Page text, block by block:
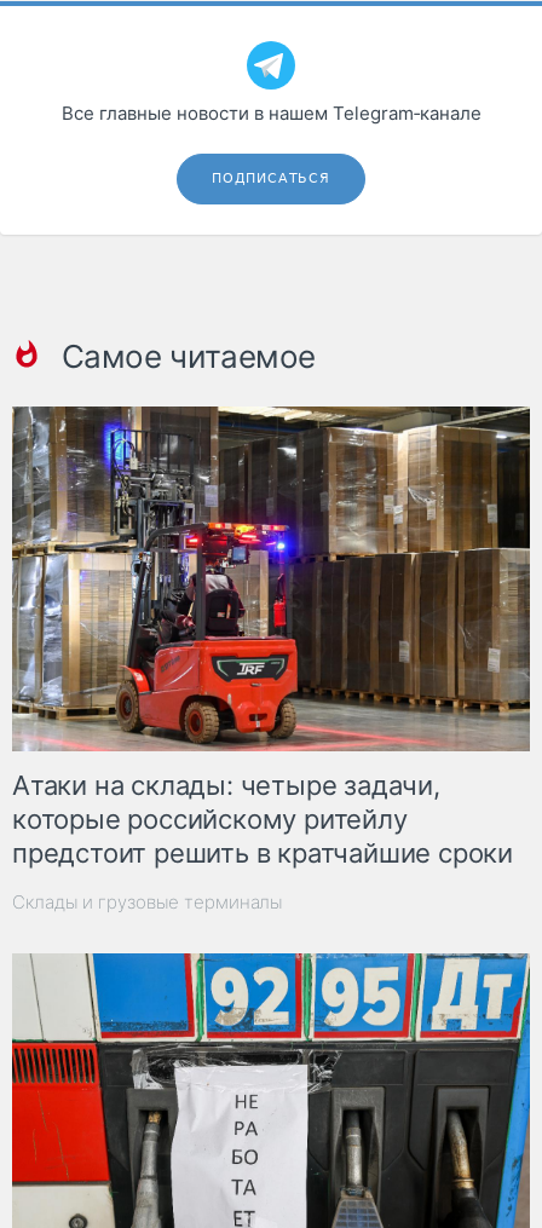
Все главные новости в нашем Telegram‑канале
ПОДПИСАТЬСЯ
Самое читаемое
Атаки на склады: четыре задачи,
которые российскому ритейлу
предстоит решить в кратчайшие сроки
Склады и грузовые терминалы